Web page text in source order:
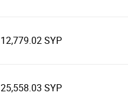
12,779.02 SYP
25,558.03 SYP